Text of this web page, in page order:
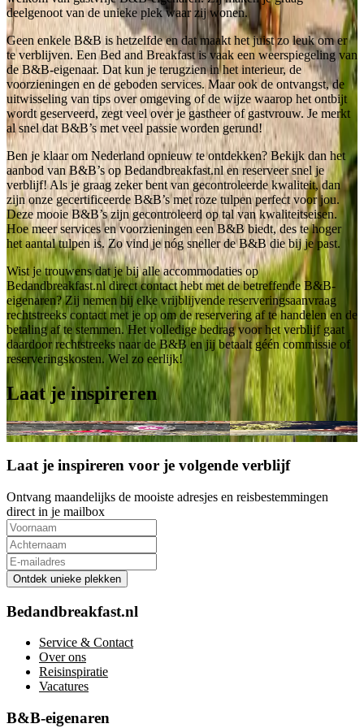
deelgenoot van de unieke plek waar zij wonen.
Geen enkele B&B is hetzelfde en dat maakt het juist zo leuk om er
te verblijven. Een Bed and Breakfast is vaak een weerspiegeling van
de B&B-eigenaar. Dat kun je terugzien in het interieur, de
voorzieningen en de geboden services. Maar ook de ontvangst, de
uitwisseling van tips over omgeving of de wijze waarop het ontbijt
wordt geserveerd, zegt veel over je gastheer of gastvrouw. Je merkt
al snel dat B&B’s met veel passie worden gerund!
Ben je klaar om Nederland opnieuw te ontdekken? Bekijk dan het
aanbod van B&B’s op Bedandbreakfast.nl en reserveer snel je
verblijf! Als je graag zeker bent van gecontroleerde kwaliteit, dan
zijn onze gecertificeerde B&B’s met roze tulpen perfect voor jou.
Deze mooie B&B’s zijn gecontroleerd op tal van kwaliteitseisen.
Hoe meer services en voorzieningen een B&B biedt, des te hoger
het aantal tulpen is. Zo vind je nóg sneller de B&B die bij je past.
Wist je trouwens dat je bij alle accommodaties op
Bedandbreakfast.nl direct contact hebt met de betreffende B&B-
eigenaren? Zij nemen bij elke vrijblijvende reserveringsaanvraag
rechtstreeks contact met je op om de reservering af te handelen en de
betaling af te stemmen. Het volledige bedrag voor het verblijf gaat
daardoor rechtstreeks naar de B&B en jij betaalt géén commissie of
reserveringskosten. Wel zo eerlijk!
Laat je inspireren
Winnaars 'Beste B&B van Nederland 2026'Luxe B&B's voor een
Laat je inspireren voor je volgende verblijf
Ontvang maandelijks de mooiste adresjes en reisbestemmingen
direct in je mailbox
Ontdek unieke plekken
Bedandbreakfast.nl
Service & Contact
Over ons
Reisinspiratie
Vacatures
B&B-eigenaren